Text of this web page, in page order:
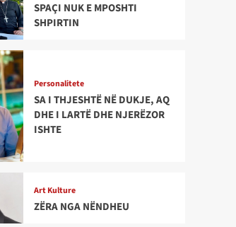
SPAÇI NUK E MPOSHTI
SHPIRTIN
Personalitete
SA I THJESHTË NË DUKJE, AQ
DHE I LARTË DHE NJERËZOR
ISHTE
Art Kulture
ZËRA NGA NËNDHEU